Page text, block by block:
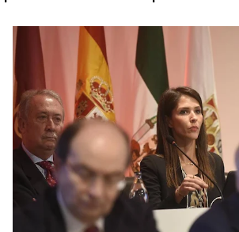
El Sevilla FC plantea ampliar
más antes del cierre
Djibril Sow pone rumbo a Italia
contrato con el Genoa
Kochorashvili, seria opción para
del campo sevillista
Crónica Pretemporada I Bayer
Sevilla FC